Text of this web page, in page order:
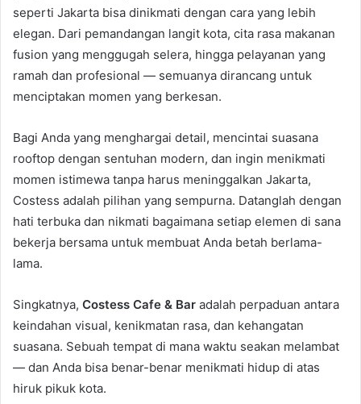
seperti Jakarta bisa dinikmati dengan cara yang lebih
elegan. Dari pemandangan langit kota, cita rasa makanan
fusion yang menggugah selera, hingga pelayanan yang
ramah dan profesional — semuanya dirancang untuk
menciptakan momen yang berkesan.
Bagi Anda yang menghargai detail, mencintai suasana
rooftop dengan sentuhan modern, dan ingin menikmati
momen istimewa tanpa harus meninggalkan Jakarta,
Costess adalah pilihan yang sempurna. Datanglah dengan
hati terbuka dan nikmati bagaimana setiap elemen di sana
bekerja bersama untuk membuat Anda betah berlama-
lama.
Singkatnya, Costess Cafe & Bar adalah perpaduan antara
keindahan visual, kenikmatan rasa, dan kehangatan
suasana. Sebuah tempat di mana waktu seakan melambat
— dan Anda bisa benar-benar menikmati hidup di atas
hiruk pikuk kota.